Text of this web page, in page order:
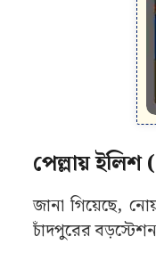
পেল্লায়
জানা গিয়েছে,
চাঁদপুরের